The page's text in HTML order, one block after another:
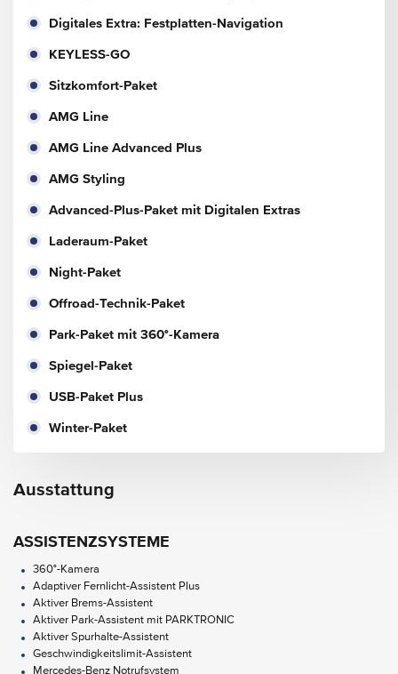
Digitales Extra: Festplatten-Navigation
KEYLESS-GO
Sitzkomfort-Paket
AMG Line
AMG Line Advanced Plus
AMG Styling
Advanced-Plus-Paket mit Digitalen Extras
Laderaum-Paket
Night-Paket
Offroad-Technik-Paket
Park-Paket mit 360°-Kamera
Spiegel-Paket
USB-Paket Plus
Winter-Paket
Ausstattung
ASSISTENZSYSTEME
360°-Kamera
Adaptiver Fernlicht-Assistent Plus
Aktiver Brems-Assistent
Aktiver Park-Assistent mit PARKTRONIC
Aktiver Spurhalte-Assistent
Geschwindigkeitslimit-Assistent
Mercedes-Benz Notrufsystem